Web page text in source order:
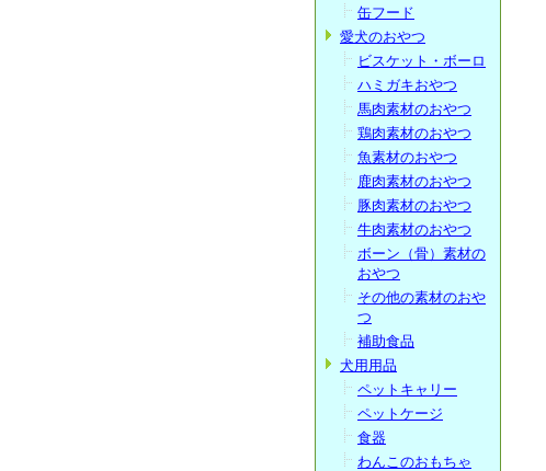
缶フード
愛犬のおやつ
ビスケット・ボーロ
ハミガキおやつ
馬肉素材のおやつ
鶏肉素材のおやつ
魚素材のおやつ
鹿肉素材のおやつ
豚肉素材のおやつ
牛肉素材のおやつ
ボーン（骨）素材の
おやつ
その他の素材のおや
つ
補助食品
犬用用品
ペットキャリー
ペットケージ
食器
わんこのおもちゃ